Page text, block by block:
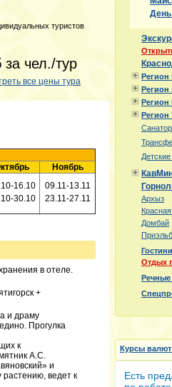
туристов
за чел./тур
все цены тура
Ноябрь
16.10
30.10
09.11-13.11
23.11-27.11
в отеле.
+
и драму
Прогулка
к
А.С.
и
растению, ведет к
Регион
Регион
Регион
Архыз
Домбай
Отдых
Речные
Курсы валют
Есть